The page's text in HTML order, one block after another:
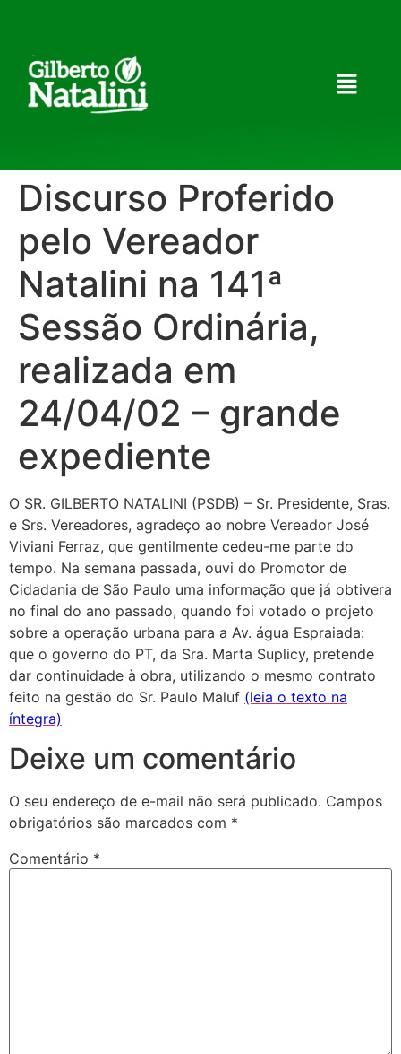
Discurso Proferido
pelo Vereador
Natalini na 141ª
Sessão Ordinária,
realizada em
24/04/02 – grande
expediente
O SR. GILBERTO NATALINI (PSDB) – Sr. Presidente, Sras.
e Srs. Vereadores, agradeço ao nobre Vereador José
Viviani Ferraz, que gentilmente cedeu-me parte do
tempo. Na semana passada, ouvi do Promotor de
Cidadania de São Paulo uma informação que já obtivera
no final do ano passado, quando foi votado o projeto
sobre a operação urbana para a Av. água Espraiada:
que o governo do PT, da Sra. Marta Suplicy, pretende
dar continuidade à obra, utilizando o mesmo contrato
feito na gestão do Sr. Paulo Maluf (leia o texto na
íntegra)
Deixe um comentário
O seu endereço de e-mail não será publicado. Campos
obrigatórios são marcados com *
Comentário *